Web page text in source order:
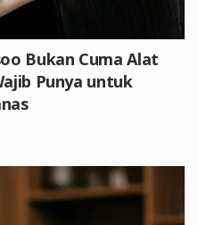
Bukan Cuma Alat
Punya untuk